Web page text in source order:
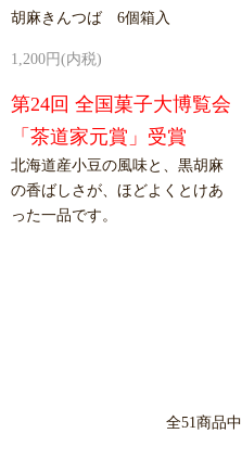
胡麻きんつば 6個箱入
1,200円(内税)
第24回 全国菓子大博覧会
「茶道家元賞」受賞
北海道産小豆の風味と、黒胡麻
の香ばしさが、ほどよくとけあ
った一品です。
全51商品中